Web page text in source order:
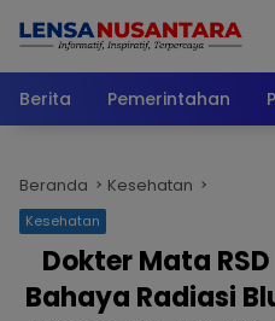
Berita
Pemerintahan
Beranda Kesehatan
Kesehatan
Dokter Mata
Bahaya Radiasi